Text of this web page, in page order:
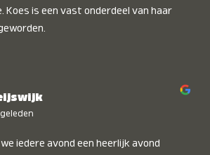
Koes is een vast onderdeel van haar
we iedere avond een heerlijk avond